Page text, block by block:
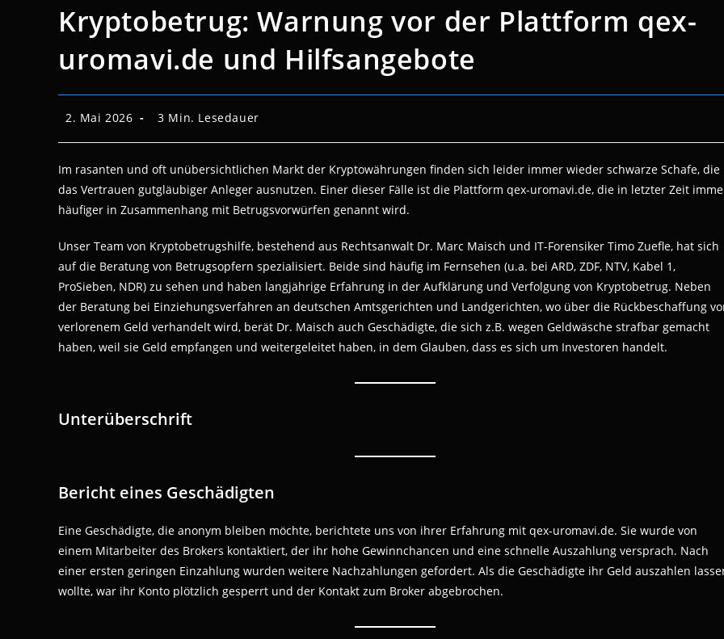
Kryptobetrug: Warnung vor der Plattform qex-
uromavi.de und Hilfsangebote
Beitrag
2. Mai 2026 Lesedauer:
3 Min. Lesedauer
Im rasanten und oft unübersichtlichen Markt der Kryptowährungen finden sich leider immer wieder schwarze Schafe, die
das Vertrauen gutgläubiger Anleger ausnutzen. Einer dieser Fälle ist die Plattform qex-uromavi.de, die in letzter Zeit
häufiger in Zusammenhang mit Betrugsvorwürfen genannt wird.
Unser Team von Kryptobetrugshilfe, bestehend aus Rechtsanwalt Dr. Marc Maisch und IT-Forensiker Timo Zuefle, hat sich
auf die Beratung von Betrugsopfern spezialisiert. Beide sind häufig im Fernsehen (u.a. bei ARD, ZDF, NTV, Kabel 1,
ProSieben, NDR) zu sehen und haben langjährige Erfahrung in der Aufklärung und Verfolgung von Kryptobetrug. Neben
der Beratung bei Einziehungsverfahren an deutschen Amtsgerichten und Landgerichten, wo über die Rückbeschaffung
verlorenem Geld verhandelt wird, berät Dr. Maisch auch Geschädigte, die sich z.B. wegen Geldwäsche strafbar gemacht
haben, weil sie Geld empfangen und weitergeleitet haben, in dem Glauben, dass es sich um Investoren handelt.
Unterüberschrift
Bericht eines Geschädigten
Eine Geschädigte, die anonym bleiben möchte, berichtete uns von ihrer Erfahrung mit qex-uromavi.de. Sie wurde von
einem Mitarbeiter des Brokers kontaktiert, der ihr hohe Gewinnchancen und eine schnelle Auszahlung versprach. Nach
einer ersten geringen Einzahlung wurden weitere Nachzahlungen gefordert. Als die Geschädigte ihr Geld auszahlen
wollte, war ihr Konto plötzlich gesperrt und der Kontakt zum Broker abgebrochen.